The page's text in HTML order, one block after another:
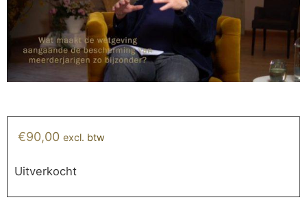
€90,00 excl. btw
Uitverkocht